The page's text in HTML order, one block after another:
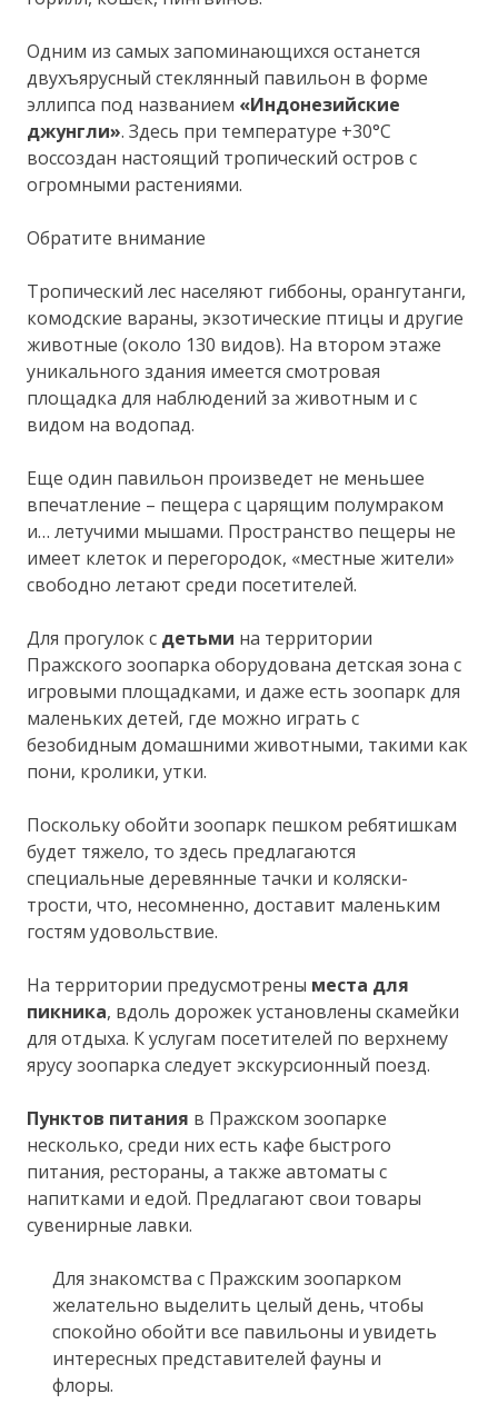
Одним из самых запоминающихся останется
двухъярусный стеклянный павильон в форме
эллипса под названием «Индонезийские
джунгли». Здесь при температуре +30°С
воссоздан настоящий тропический остров с
огромными растениями.
Обратите внимание
Тропический лес населяют гиббоны, орангутанги,
комодские вараны, экзотические птицы и другие
животные (около 130 видов). На втором этаже
уникального здания имеется смотровая
площадка для наблюдений за животным и с
видом на водопад.
Еще один павильон произведет не меньшее
впечатление – пещера с царящим полумраком
и… летучими мышами. Пространство пещеры не
имеет клеток и перегородок, «местные жители»
свободно летают среди посетителей.
Для прогулок с детьми на территории
Пражского зоопарка оборудована детская зона с
игровыми площадками, и даже есть зоопарк для
маленьких детей, где можно играть с
безобидным домашними животными, такими как
пони, кролики, утки.
Поскольку обойти зоопарк пешком ребятишкам
будет тяжело, то здесь предлагаются
специальные деревянные тачки и коляски-
трости, что, несомненно, доставит маленьким
гостям удовольствие.
На территории предусмотрены места для
пикника, вдоль дорожек установлены скамейки
для отдыха. К услугам посетителей по верхнему
ярусу зоопарка следует экскурсионный поезд.
Пунктов питания в Пражском зоопарке
несколько, среди них есть кафе быстрого
питания, рестораны, а также автоматы с
напитками и едой. Предлагают свои товары
сувенирные лавки.
Для знакомства с Пражским зоопарком
желательно выделить целый день, чтобы
спокойно обойти все павильоны и увидеть
интересных представителей фауны и
флоры.